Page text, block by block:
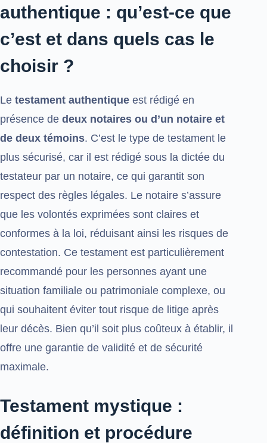
authentique : qu’est-ce que
c’est et dans quels cas le
choisir ?
Le testament authentique est rédigé en
présence de deux notaires ou d’un notaire et
de deux témoins. C’est le type de testament le
plus sécurisé, car il est rédigé sous la dictée du
testateur par un notaire, ce qui garantit son
respect des règles légales. Le notaire s’assure
que les volontés exprimées sont claires et
conformes à la loi, réduisant ainsi les risques de
contestation. Ce testament est particulièrement
recommandé pour les personnes ayant une
situation familiale ou patrimoniale complexe, ou
qui souhaitent éviter tout risque de litige après
leur décès. Bien qu’il soit plus coûteux à établir, il
offre une garantie de validité et de sécurité
maximale.
Testament mystique :
définition et procédure